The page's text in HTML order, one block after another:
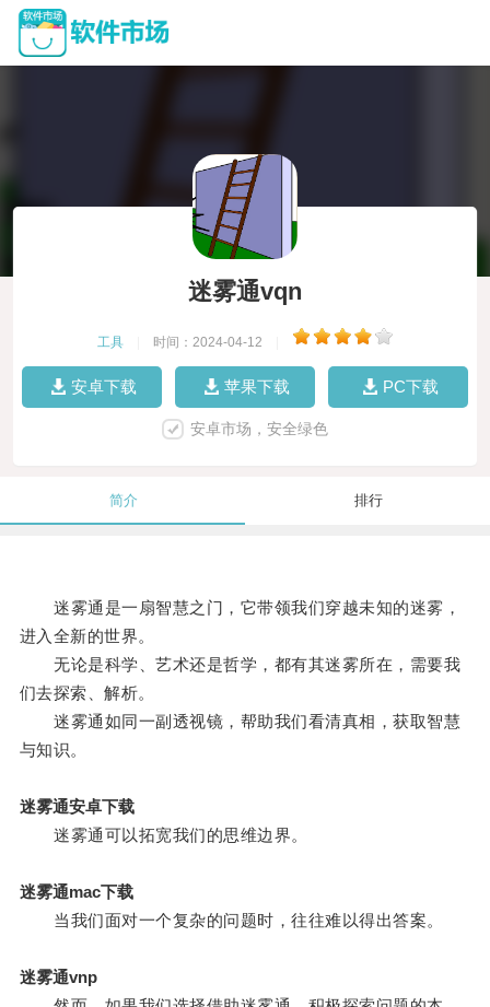
迷雾通vqn
工具 时间：2024-04-12
安卓下载 苹果下载 PC下载
安卓市场，安全绿色
简介 排行
迷雾通是一扇智慧之门，它带领我们穿越未知的迷雾，
进入全新的世界。
无论是科学、艺术还是哲学，都有其迷雾所在，需要我
们去探索、解析。
迷雾通如同一副透视镜，帮助我们看清真相，获取智慧
与知识。
迷雾通安卓下载
迷雾通可以拓宽我们的思维边界。
迷雾通mac下载
当我们面对一个复杂的问题时，往往难以得出答案。
迷雾通vnp